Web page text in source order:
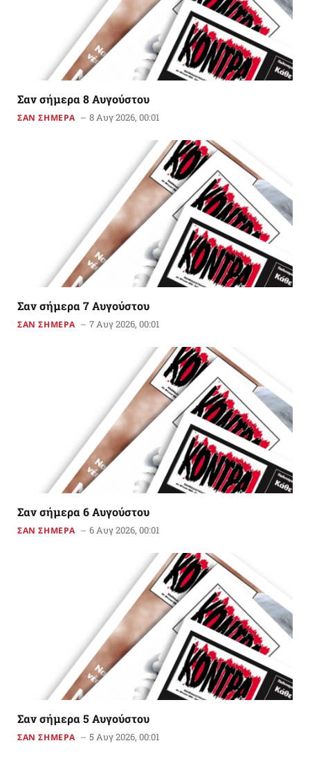
Σαν σήμερα 8 Αυγούστου
ΣΑΝ ΣΗΜΕΡΑ 8 Αυγ 2026, 00:01
Σαν σήμερα 7 Αυγούστου
ΣΑΝ ΣΗΜΕΡΑ 7 Αυγ 2026, 00:01
Σαν σήμερα 6 Αυγούστου
ΣΑΝ ΣΗΜΕΡΑ 6 Αυγ 2026, 00:01
Σαν σήμερα 5 Αυγούστου
ΣΑΝ ΣΗΜΕΡΑ 5 Αυγ 2026, 00:01